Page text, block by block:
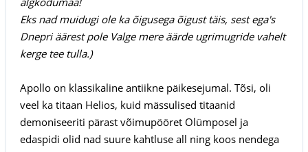
Eks nad muidugi ole ka õigusega õigust täis, sest ega's
Dnepri äärest pole Valge mere äärde ugrimugride vahelt
kerge tee tulla.)
Apollo on klassikaline antiikne päikesejumal. Tõsi, oli
veel ka titaan Helios, kuid mässulised titaanid
demoniseeriti pärast võimupööret Olümposel ja
edaspidi olid nad suure kahtluse all ning koos nendega